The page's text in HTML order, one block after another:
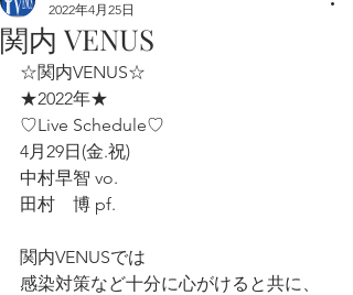
関内 VENUS
2022年4月25日
☆関内VENUS☆
★2022年★
♡Live Schedule♡
4月29日(金.祝)
中村早智 vo.
田村    博 pf.
関内VENUSでは
感染対策など十分に心がけると共に、